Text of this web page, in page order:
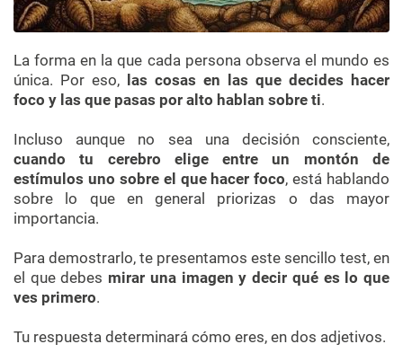
La forma en la que cada persona observa el mundo es
única. Por eso,
las cosas en las que decides hacer
foco y las que pasas por alto hablan sobre ti.
Incluso aunque no sea una decisión consciente,
cuando tu cerebro elige entre un montón de
estímulos uno sobre el que hacer foco, está hablando
sobre lo que en general priorizas o das mayor
importancia.
Para demostrarlo, te presentamos este sencillo test, en
el que debes mirar una imagen y decir qué es lo que
ves primero.
Tu respuesta determinará cómo eres, en dos adjetivos.